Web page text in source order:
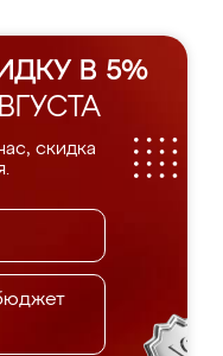
В 5%
скидка